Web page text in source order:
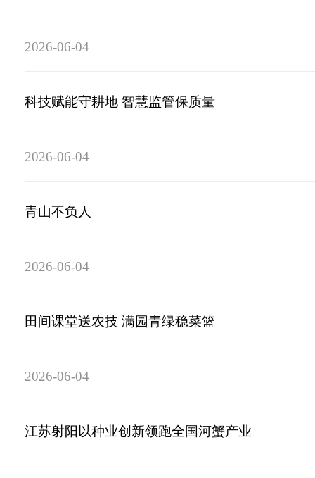
2026-06-04
科技赋能守耕地 智慧监管保质量
2026-06-04
青山不负人
2026-06-04
田间课堂送农技 满园青绿稳菜篮
2026-06-04
江苏射阳以种业创新领跑全国河蟹产业